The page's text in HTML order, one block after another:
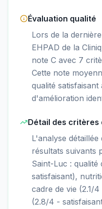
Évaluation qualité
Lors de la
EHPAD de la
note C avec 7
Cette note
qualité satisfaisant
d'amélioration
Détail des
L'analyse
résultats suivants
Saint-Luc :
satisfaisant),
cadre de vie (2.1/
(2.8/4 -